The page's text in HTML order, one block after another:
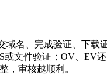
域名、完成验证、下载
文件验证；OV、EV
，审核越顺利。